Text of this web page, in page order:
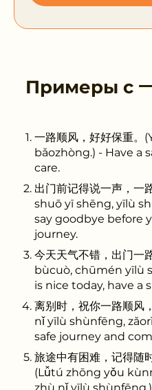
Примеры с
一路顺风，好好保重
bǎozhòng.) - Have a
care.
出门前记得说一声，
shuō yī shēng, yīlù
say goodbye before
journey.
今天天气不错，出门
bùcuò, chūmén yīlù
is nice today, have a
离别时，祝你一路顺风
nǐ yīlù shùnfēng,
safe journey and
旅途中有困难，记得随
(Lǚtú zhōng yǒu